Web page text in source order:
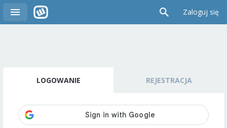
Zaloguj się
LOGOWANIE REJESTRACJA